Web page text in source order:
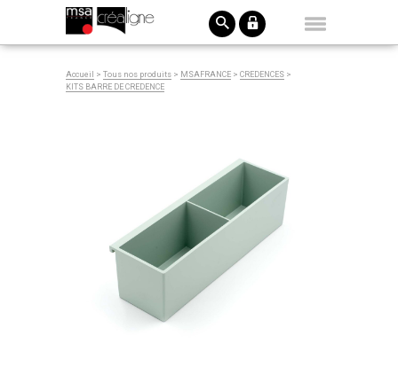
Accueil > Tous nos produits > MSAFRANCE > CREDENCES >
KITS BARRE DE CREDENCE